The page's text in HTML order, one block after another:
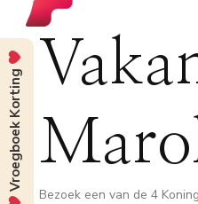
Bezoek een van de 4
Vroegboek Korting